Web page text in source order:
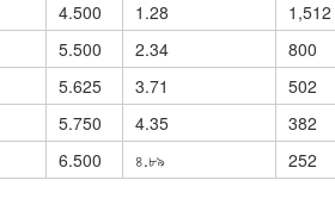
4.500 1.28
1,512
5.500 2.34
800
5.625 3.71
502
5.750 4.35
382
6.500 ৪.৮৯ 252